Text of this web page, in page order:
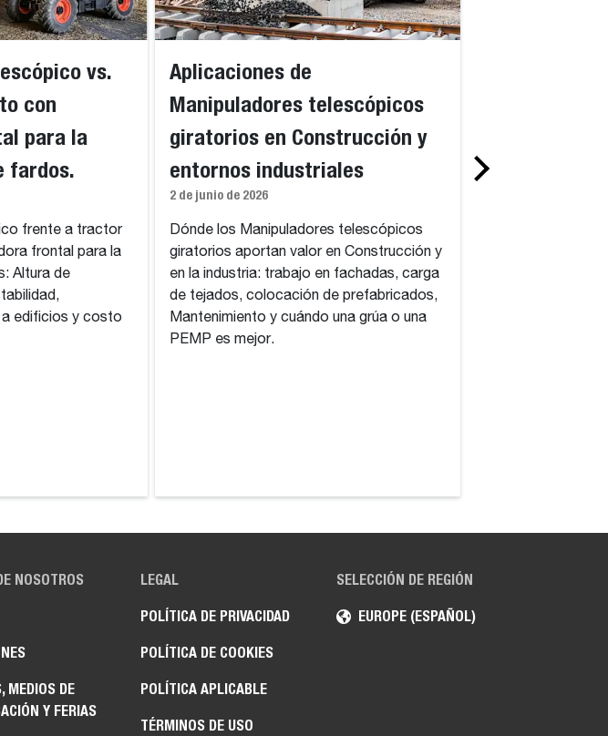
vs.
con
para la
fardos.
frente a tractor
frontal para la
Altura de
a edificios y costo
Aplicaciones de
Manipuladores telescópicos
giratorios en Construcción y
entornos industriales
2 de junio de 2026
Dónde los Manipuladores telescópicos
giratorios aportan valor en Construcción y
en la industria: trabajo en fachadas, carga
de tejados, colocación de prefabricados,
Mantenimiento y cuándo una grúa o una
PEMP es mejor.
giratorios:
SELECCIÓN DE REGIÓN
EUROPE (ESPAÑOL)
NOSOTROS
MEDIOS DE
Y FERIAS
LEGAL
POLÍTICA DE PRIVACIDAD
POLÍTICA DE COOKIES
POLÍTICA APLICABLE
TÉRMINOS DE USO